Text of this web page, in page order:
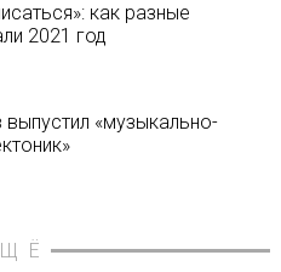
как разные
2021 год
«музыкально-